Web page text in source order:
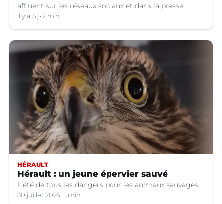
affluent sur les réseaux sociaux et dans la presse
relatant des chutes de chiens depuis la terrasse basse
du Peyrou à Montpellier. Une association interpelle la
Ville pour demander des mesures urgentes
il y a 5 j 2 min
HÉRAULT
Hérault : un jeune épervier sauvé
L'été de tous les dangers pour les animaux sauvages.
30 juillet 2026 1 min